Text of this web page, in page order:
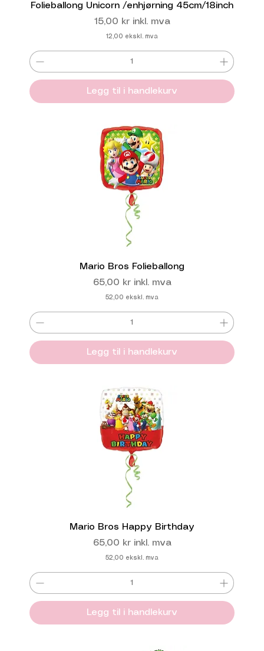
Folieballong Unicorn /enhjørning 45cm/18inch
Pris
15,00 kr inkl. mva
12,00 ekskl. mva
Legg til i handlekurv
Mario Bros Folieballong
Pris
65,00 kr inkl. mva
52,00 ekskl. mva
Legg til i handlekurv
Mario Bros Happy Birthday
Pris
65,00 kr inkl. mva
52,00 ekskl. mva
Legg til i handlekurv